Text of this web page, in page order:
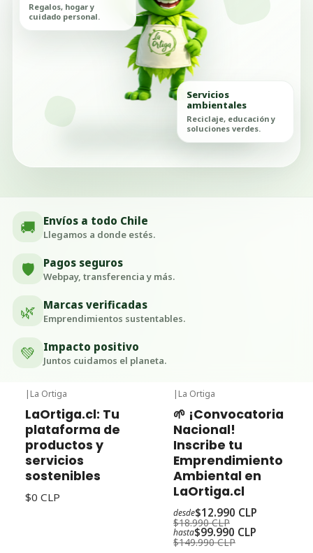
Regalos, hogar y
cuidado personal.
Servicios
ambientales
Reciclaje, educación y
soluciones verdes.
🚚 Envíos a todo Chile
Llegamos a donde estés.
🛡️ Pagos seguros
Webpay, transferencia y más.
🌿 Marcas verificadas
Emprendimientos sustentables.
💚 Impacto positivo
Juntos cuidamos el planeta.
| La Ortiga
LaOrtiga.cl: Tu
plataforma de
productos y
servicios
sostenibles
$0 CLP
| La Ortiga
🌱 ¡Convocatoria
Nacional!
Inscribe tu
Emprendimiento
Ambiental en
LaOrtiga.cl
desde$12.990 CLP
$18.990 CLP
hasta$99.990 CLP
$149.990 CLP